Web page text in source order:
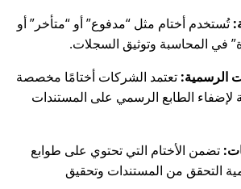
تُستخدم أختام مثل “مدفوع” أو “متأخر” أو
في المحاسبة وتوثيق السجلات.
الرسمية: تعتمد الشركات أختامًا مخصصة
لإضفاء الطابع الرسمي على المستندات
تضمن الأختام التي تحتوي على طوابع
التحقق من المستندات وتحقيق